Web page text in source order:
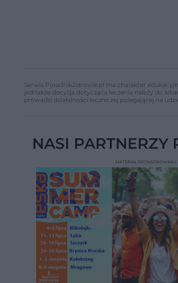
Serwis PoradnikZdrowie.pl ma charakter
jednakże decyzja dotycząca leczenia należy do
prowadzi działalności leczniczej polegającej na
NASI PARTNERZY
MATERIAŁ SPONSOROWANY